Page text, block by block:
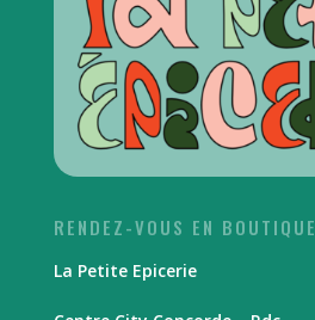
RENDEZ-VOUS EN BOUTIQUE
La Petite Epicerie